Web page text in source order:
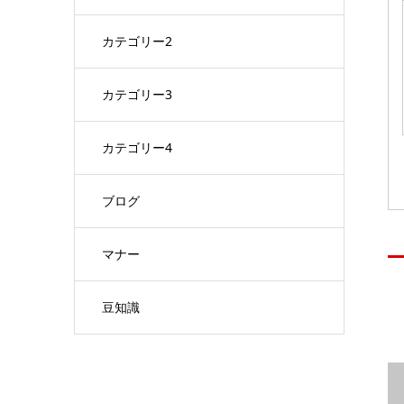
カテゴリー2
カテゴリー3
カテゴリー4
ブログ
マナー
豆知識